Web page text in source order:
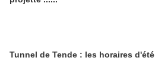
Tunnel de Tende : les horaires d'été